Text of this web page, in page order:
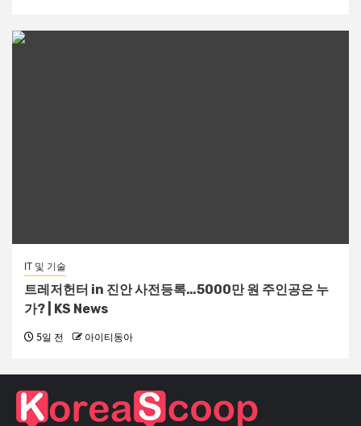
IT 및 기술
트레저헌터 in 진안 사전등록…5000만 원 주인공은 누
가? | KS News
5일 전 아이티동아